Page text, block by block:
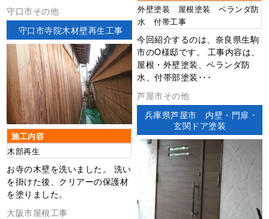
外壁塗装 屋根塗装 ベランダ防
水 付帯工事
今回紹介するのは、奈良県生駒
市のO様邸です。 工事内容は、
屋根・外壁塗装、ベランダ防
水、付帯部塗装･･･
守口市その他
守口市寺院木材壁再生工事
施工内容
木部再生
お寺の木壁を洗いました。 洗い
を掛けた後、クリアーの保護材
を塗りました。
芦屋市その他
兵庫県芦屋市 内壁・門扉・
玄関ドア塗装
大阪市屋根工事